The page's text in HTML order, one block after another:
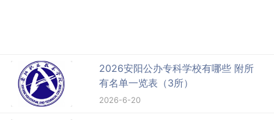
2026安阳公办专科学校有哪些 附所
有名单一览表（3所）
2026-6-20